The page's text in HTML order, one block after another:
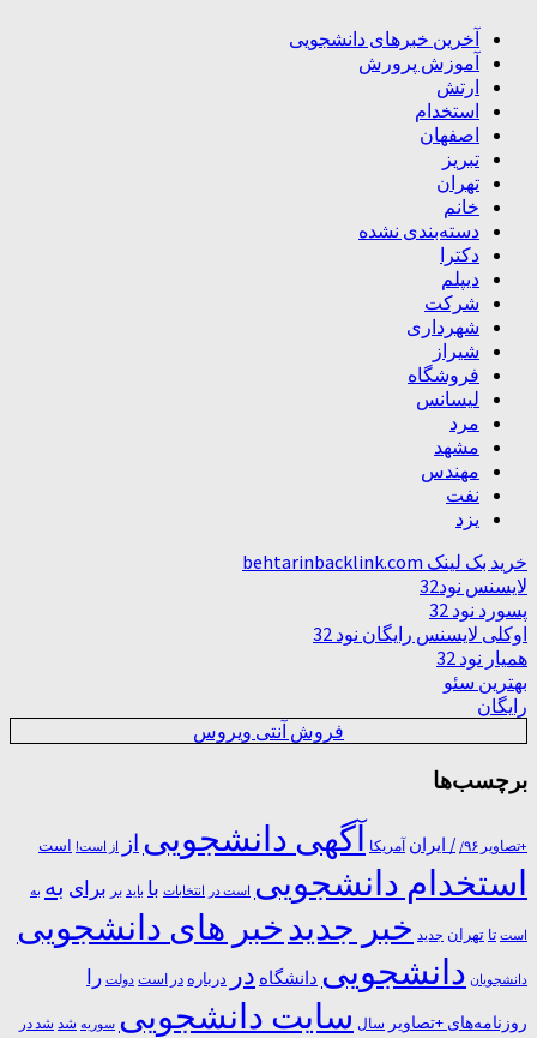
آخرین خبرهای دانشجویی
آموزش پرورش
ارتش
استخدام
اصفهان
تبریز
تهران
خانم
دسته‌بندی نشده
دکترا
دیپلم
شرکت
شهرداری
شیراز
فروشگاه
لیسانس
مرد
مشهد
مهندس
نفت
یزد
خرید بک لینک behtarinbacklink.com
لایسنس نود32
پسورد نود 32
اوکلی لایسنس رایگان نود 32
همیار نود 32
بهترین سئو
رایگان
فروش آنتی ویروس
برچسب‌ها
+تصاویر ۹۶/ / ایران آمریکا آگهی دانشجویی از از است! است
استخدام دانشجویی است در انتخابات با باید بر برای به به
است تا تهران جدید خبر جدیدخبر های دانشجویی
دانشجویان دانشجویی دانشگاه در درباره در ﺍﺳﺖ دولت را
روزنامه‌های +تصاویر سال سایت دانشجویی سوریه شد شد در